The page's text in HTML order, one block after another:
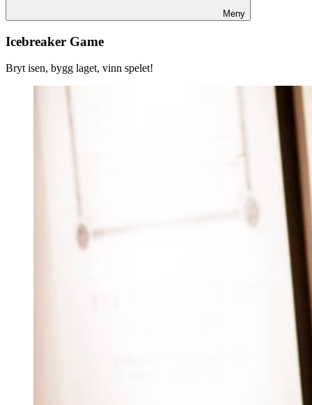
Meny
Icebreaker Game
Bryt isen, bygg laget, vinn spelet!